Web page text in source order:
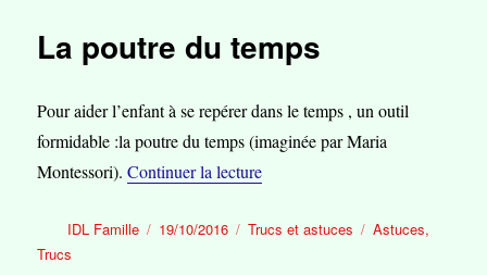
La poutre du temps
Pour aider l’enfant à se repérer dans le temps , un outil
formidable :la poutre du temps (imaginée par Maria
Montessori).Continuer la lecturede « La poutre du temps »
Auteur
IDL Famille
Publié
19/10/2016 Catégories
Trucs et astuces Étiquettes
Astuces,
Trucs